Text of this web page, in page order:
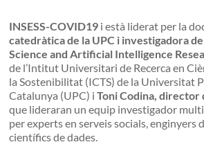
INSESS-COVID19 i està liderat per la
catedràtica de la UPC i investigadora
Science and Artificial Intelligence
de l’Intitut Universitari de Recerca en
la Sostenibilitat (ICTS) de la Universitat
Catalunya (UPC) iToni Codina, director
que lideraran un equip investigador
per experts en serveis socials, enginyers
científics de dades.